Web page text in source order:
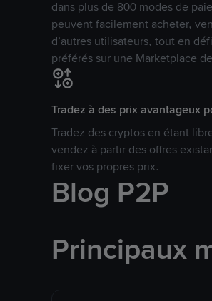
dans plus de 800 modes de
peuvent facilement acheter,
d’autres utilisateurs, tout en
préférés sur une Marketplace
Tradez à des prix avantageux
Tradez des cryptos en étant
vendez à partir des offres
fixer vos propres prix.
Blog P2P
Principaux